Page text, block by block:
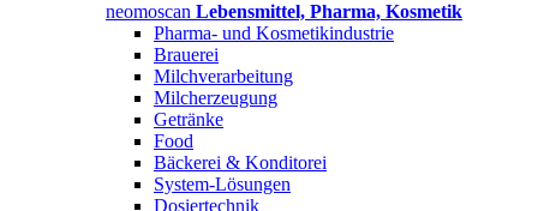
neomoscan Lebensmittel, Pharma, Kosmetik
Pharma- und Kosmetikindustrie
Brauerei
Milchverarbeitung
Milcherzeugung
Getränke
Food
Bäckerei & Konditorei
System-Lösungen
Dosiertechnik